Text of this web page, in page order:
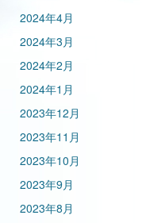
2024年4月
2024年3月
2024年2月
2024年1月
2023年12月
2023年11月
2023年10月
2023年9月
2023年8月